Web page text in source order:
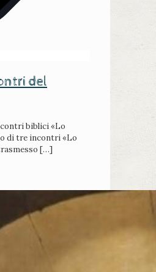
del
biblici «Lo
di tre incontri «Lo
[…]